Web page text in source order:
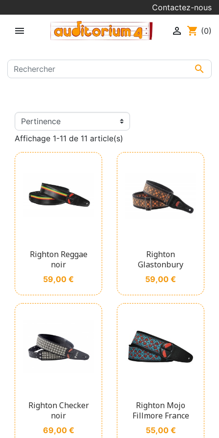
Contactez-nous


 shopping_cart (0)
Affichage 1-11 de 11 article(s)
Righton Reggae
noir
Prix
59,00 €
Righton
Glastonbury
Prix
59,00 €
Righton Checker
noir
Prix
69,00 €
Righton Mojo
Fillmore France
Prix
55,00 €